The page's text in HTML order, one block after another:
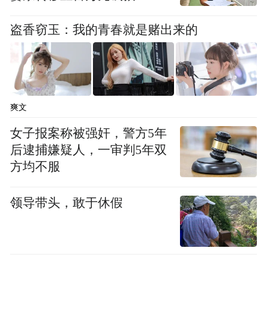
盗香窃玉：我的青春就是赌出来的
爽文
女子报案称被强奸，警方5年
后逮捕嫌疑人，一审判5年双
方均不服
领导带头，敢于休假